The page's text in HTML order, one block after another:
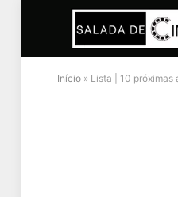
Início » Lista | 10